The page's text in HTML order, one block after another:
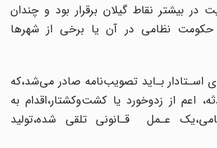
در بیشتر نقاط گیلان برقرار بود و چندان
حکومت‌ نظامی‌ در‌ آن‌ یا برخی از شهرها
اسـتادار بـاید تصویب‌نامه صادر می‌شد،که‌
اعم از زدوخورد یا کشت‌وکشتار،اقدام به
عـمل‌ ‌ ‌قـانونی تلقی‌ شده،تولید